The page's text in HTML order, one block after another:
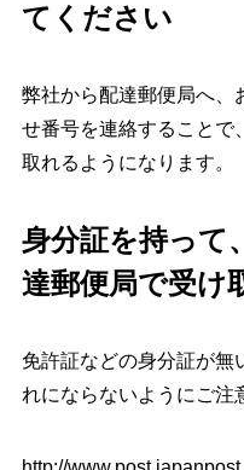
てください
弊社から配達郵便局へ、
せ番号を連絡することで
取れるようになります。
身分証を持って
達郵便局で受け
免許証などの身分証が無
れにならないようにご注